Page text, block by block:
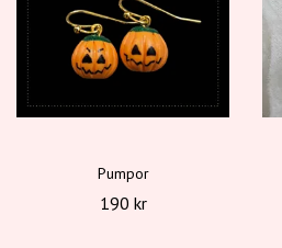
Pumpor
190 kr